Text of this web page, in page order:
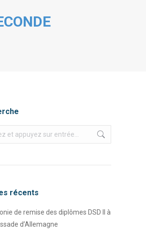
récents
de remise des diplômes DSD II à
d’Allemagne